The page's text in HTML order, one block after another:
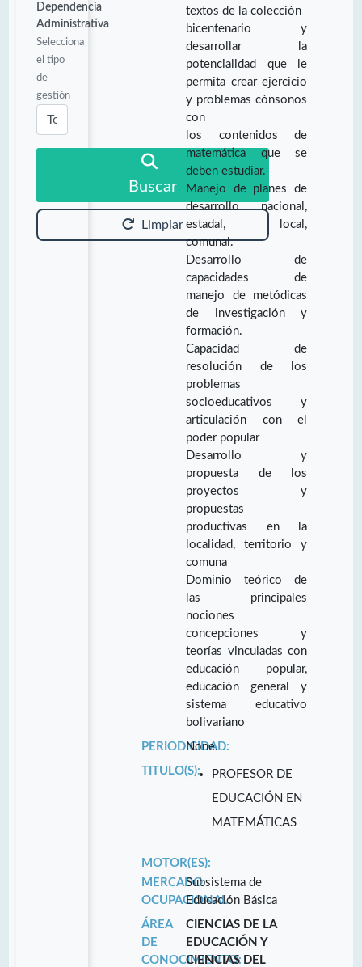
Dependencia
Administrativa
Selecciona
el tipo
de
gestión
Buscar
Limpiar
textos de la colección
bicentenario y
desarrollar la
potencialidad que le
permita crear ejercicio
y problemas cónsonos
con
los contenidos de
matemática que se
deben estudiar.
Manejo de planes de
desarrollo nacional,
estadal, local,
comunal.
Desarrollo de
capacidades de
manejo de metódicas
de investigación y
formación.
Capacidad de
resolución de los
problemas
socioeducativos y
articulación con el
poder popular
Desarrollo y
propuesta de los
proyectos y
propuestas
productivas en la
localidad, territorio y
comuna
Dominio teórico de
las principales
nociones
concepciones y
teorías vinculadas con
educación popular,
educación general y
sistema educativo
bolivariano
PERIODICIDAD:
None.
TITULO(S):
PROFESOR DE
EDUCACIÓN EN
MATEMÁTICAS
MOTOR(ES):
MERCADO
OCUPACIONAL:
Subsistema de
Educación Básica
ÁREA
DE
CONOCIMIENTO:
CIENCIAS DE LA
EDUCACIÓN Y
CIENCIAS DEL